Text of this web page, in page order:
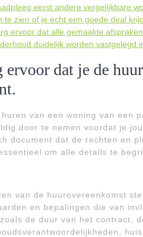
eerst andere vergelijkbare
te zien of je echt een goede deal
ervoor dat alle gemaakte
duidelijk worden vastgelegd
ervoor dat je de
van een woning van een
door te nemen voordat je
document dat de rechten en
om alle details te
van de huurovereenkomst
en bepalingen die van
de duur van het contract,